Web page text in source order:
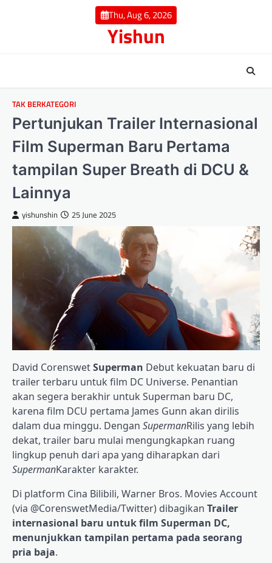
Thu, Aug 6, 2026
Yishun
TAK BERKATEGORI
Pertunjukan Trailer Internasional
Film Superman Baru Pertama
tampilan Super Breath di DCU &
Lainnya
yishunshin 25 June 2025
David CorenswetSuperman Debut kekuatan baru di
trailer terbaru untuk film DC Universe. Penantian
akan segera berakhir untuk Superman baru DC,
karena film DCU pertama James Gunn akan dirilis
dalam dua minggu. Dengan SupermanRilis yang lebih
dekat, trailer baru mulai mengungkapkan ruang
lingkup penuh dari apa yang diharapkan dari
SupermanKarakter karakter.
Di platform Cina Bilibili, Warner Bros. Movies Account
(via @CorenswetMedia/Twitter) dibagikan Trailer
internasional baru untuk film Superman DC,
menunjukkan tampilan pertama pada seorang
pria baja.